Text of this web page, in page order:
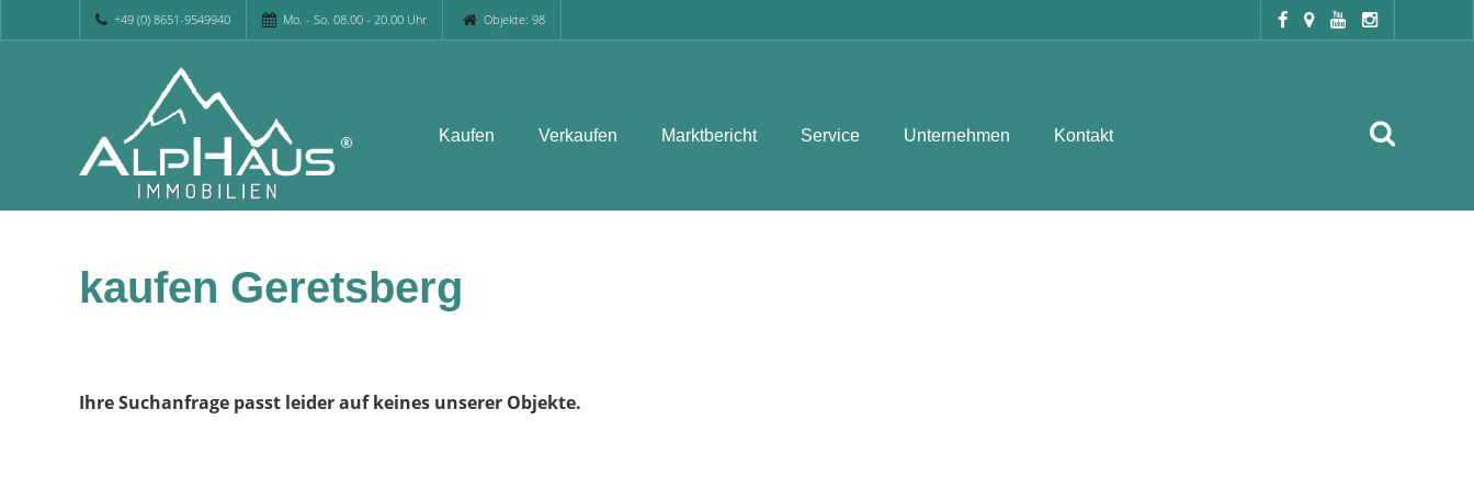
+49 (0) 8651-9549940 Mo. - So. 08.00 - 20.00 Uhr Objekte: 98
Kaufen Verkaufen Marktbericht Service Unternehmen Kontakt
kaufen Geretsberg
Ihre Suchanfrage passt leider auf keines unserer Objekte.